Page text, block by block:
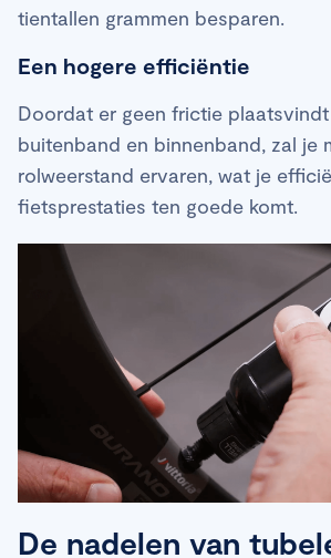
tientallen grammen besparen.
Een hogere efficiëntie
Doordat er geen frictie
buitenband en binnenband, zal je
rolweerstand ervaren, wat je
fietsprestaties ten goede komt.
De nadelen van